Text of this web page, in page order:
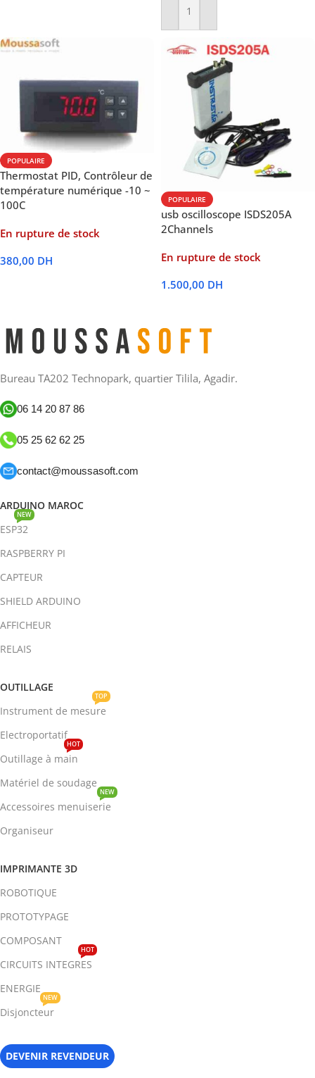
Ajouter Au Panier
POPULAIRE
Thermostat PID, Contrôleur de
température numérique -10 ~
100C
En rupture de stock
380,00 DH
POPULAIRE
usb oscilloscope ISDS205A
2Channels
En rupture de stock
1.500,00 DH
Bureau TA202 Technopark, quartier Tilila, Agadir.
06 14 20 87 86
05 25 62 62 25
contact@moussasoft.com
ARDUINO MAROC
ESP32
NEW
RASPBERRY PI
CAPTEUR
SHIELD ARDUINO
AFFICHEUR
RELAIS
OUTILLAGE
Instrument de mesure
TOP
Electroportatif
Outillage à main
HOT
Matériel de soudage
Accessoires menuiserie
NEW
Organiseur
IMPRIMANTE 3D
ROBOTIQUE
PROTOTYPAGE
COMPOSANT
CIRCUITS INTEGRES
HOT
ENERGIE
Disjoncteur
NEW
DEVENIR REVENDEUR